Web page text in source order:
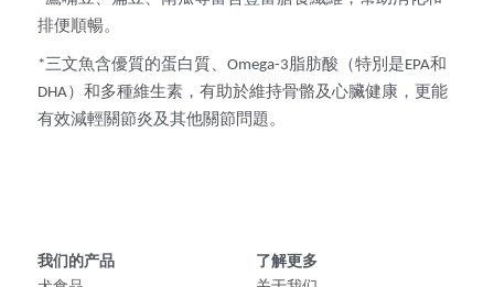
排便順暢。
*三文魚含優質的蛋白質、Omega-3脂肪酸（特別是EPA和
DHA）和多種維生素，有助於維持骨骼及心臟健康，更能
有效減輕關節炎及其他關節問題。
我们的产品
了解更多